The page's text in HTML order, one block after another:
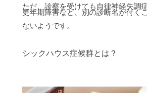
ただ、診察を受けても自律神経失調
更年期障害など、別の診断名が付く
ないようです。
シックハウス症候群とは？